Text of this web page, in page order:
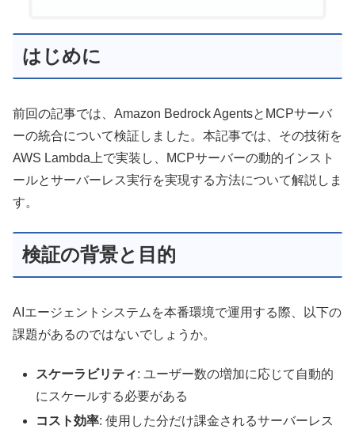
はじめに
前回の記事では、Amazon Bedrock AgentsとMCPサーバ
ーの統合について検証しました。本記事では、その技術を
AWS Lambda上で実装し、MCPサーバーの動的インスト
ールとサーバーレス実行を実現する方法について解説しま
す。
検証の背景と目的
AIエージェントシステムを本番環境で運用する際、以下の
課題があるのではないでしょうか。
スケーラビリティ: ユーザー数の増加に応じて自動的
にスケールする必要がある
コスト効率: 使用した分だけ課金されるサーバーレス